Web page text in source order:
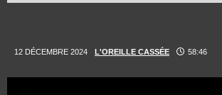
12 DÉCEMBRE 2024 L'OREILLE CASSÉE 58:46